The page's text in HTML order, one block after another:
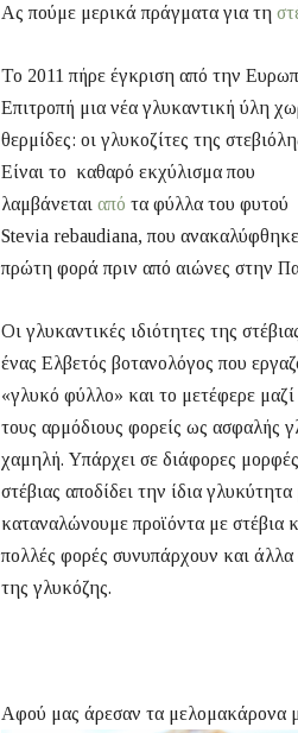
Ας πούμε μερικά πράγματα για τη
Το 2011 πήρε έγκριση από την
Επιτροπή μια νέα γλυκαντική ύλη
θερμίδες: οι γλυκοζίτες της
Είναι το καθαρό εκχύλισμα που
λαμβάνεται από τα φύλλα του φυτού
Stevia rebaudiana, που
πρώτη φορά πριν από αιώνες στην
Οι γλυκαντικές ιδιότητες της
ένας Ελβετός βοτανολόγος που
«γλυκό φύλλο» και το μετέφερε
τους αρμόδιους φορείς ως ασφαλής
χαμηλή. Υπάρχει σε διάφορες
στέβιας αποδίδει την ίδια
καταναλώνουμε προϊόντα με στέβια
πολλές φορές συνυπάρχουν και άλλα
της γλυκόζης.
Αφού μας άρεσαν τα μελομακάρονα